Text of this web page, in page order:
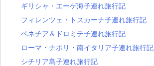
ギリシャ・エーゲ海子連れ旅行記
フィレンツェ・トスカーナ子連れ旅行記
ベネチア＆ドロミテ子連れ旅行記
ローマ・ナポリ・南イタリア子連れ旅行記
シチリア島子連れ旅行記